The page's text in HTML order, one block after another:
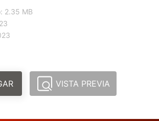
2.35 MB
VISTA PREVIA